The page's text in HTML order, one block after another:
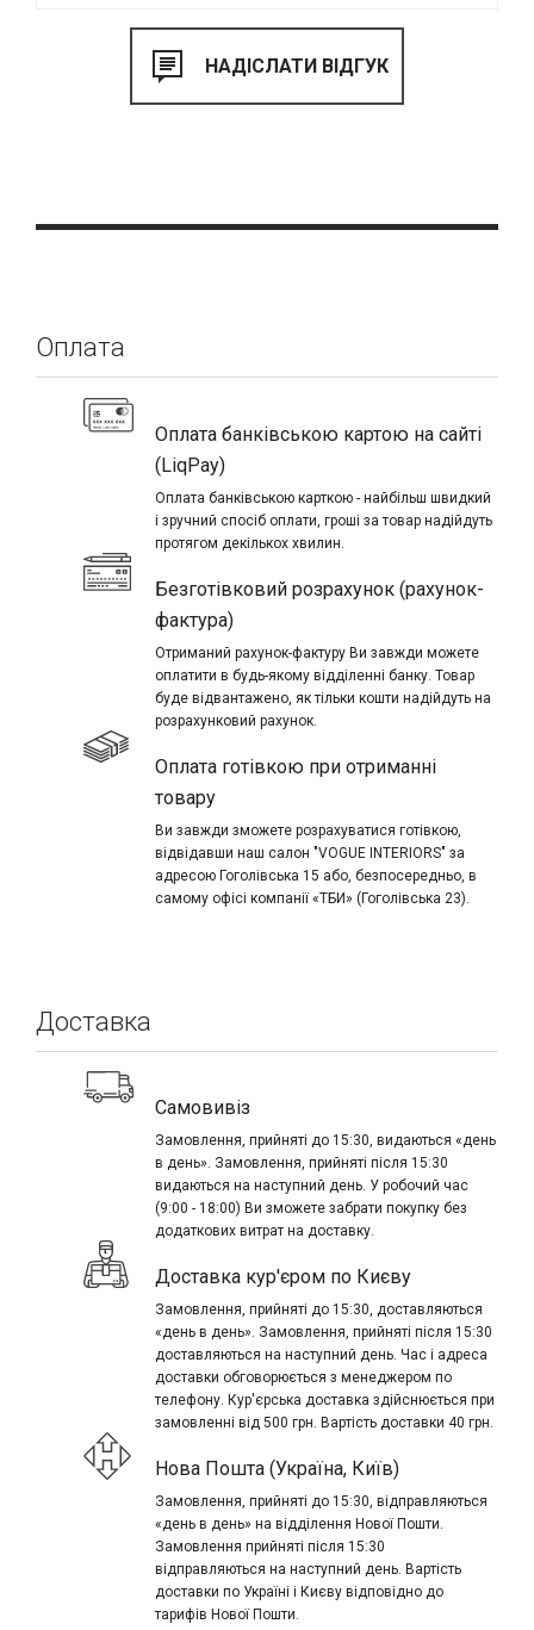
Оплата
Оплата банківською картою на сайті
(LiqPay)
Оплата банківською карткою - найбільш швидкий
і зручний спосіб оплати, гроші за товар надійдуть
протягом декількох хвилин.
Безготівковий розрахунок (рахунок-
фактура)
Отриманий рахунок-фактуру Ви завжди можете
оплатити в будь-якому відділенні банку. Товар
буде відвантажено, як тільки кошти надійдуть на
розрахунковий рахунок.
Оплата готівкою при отриманні
товару
Ви завжди зможете розрахуватися готівкою,
відвідавши наш салон "VOGUE INTERIORS" за
адресою Гоголівська 15 або, безпосередньо, в
самому офісі компанії «ТБИ» (Гоголівська 23).
Доставка
Самовивіз
Замовлення, прийняті до 15:30, видаються «день
в день». Замовлення, прийняті після 15:30
видаються на наступний день. У робочий час
(9:00 - 18:00) Ви зможете забрати покупку без
додаткових витрат на доставку.
Доставка кур'єром по Києву
Замовлення, прийняті до 15:30, доставляються
«день в день». Замовлення, прийняті після 15:30
доставляються на наступний день. Час і адреса
доставки обговорюється з менеджером по
телефону. Кур'єрська доставка здійснюється при
замовленні від 500 грн. Вартість доставки 40 грн.
Нова Пошта (Україна, Київ)
Замовлення, прийняті до 15:30, відправляються
«день в день» на відділення Нової Пошти.
Замовлення прийняті після 15:30
відправляються на наступний день. Вартість
доставки по Україні і Києву відповідно до
тарифів Нової Пошти.